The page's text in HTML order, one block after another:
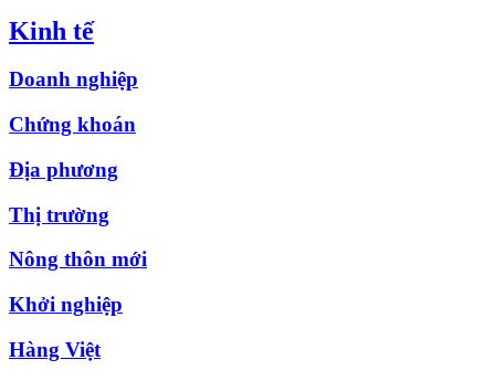
Kinh tế
Doanh nghiệp
Chứng khoán
Địa phương
Thị trường
Nông thôn mới
Khởi nghiệp
Hàng Việt